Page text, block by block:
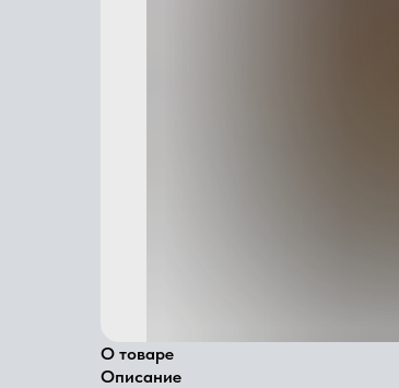
О товаре
Описание